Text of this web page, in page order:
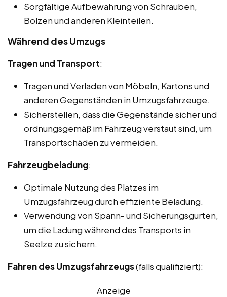
Sorgfältige Aufbewahrung von Schrauben,
Bolzen und anderen Kleinteilen.
Während des Umzugs
Tragen und Transport:
Tragen und Verladen von Möbeln, Kartons und
anderen Gegenständen in Umzugsfahrzeuge.
Sicherstellen, dass die Gegenstände sicher und
ordnungsgemäß im Fahrzeug verstaut sind, um
Transportschäden zu vermeiden.
Fahrzeugbeladung:
Optimale Nutzung des Platzes im
Umzugsfahrzeug durch effiziente Beladung.
Verwendung von Spann- und Sicherungsgurten,
um die Ladung während des Transports in
Seelze zu sichern.
Fahren des Umzugsfahrzeugs(falls qualifiziert):
Anzeige